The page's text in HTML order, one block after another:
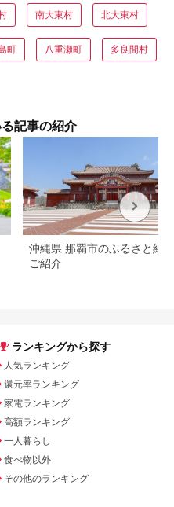
南大東村 北大東村
町 八重瀬町 多良間村
記事の紹介
沖縄県 那覇市のふるさと納
ご紹介
ランキングから探す
人気ランキング
還元率ランキング
家電ランキング
高額ランキング
一人暮らし
食べ物以外
その他のランキング